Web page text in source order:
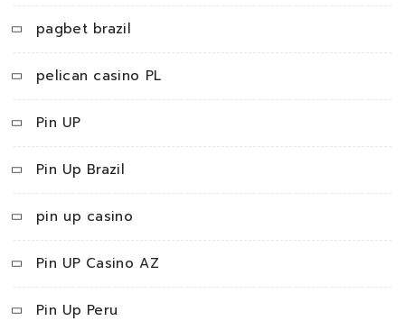
pagbet brazil
pelican casino PL
Pin UP
Pin Up Brazil
pin up casino
Pin UP Casino AZ
Pin Up Peru